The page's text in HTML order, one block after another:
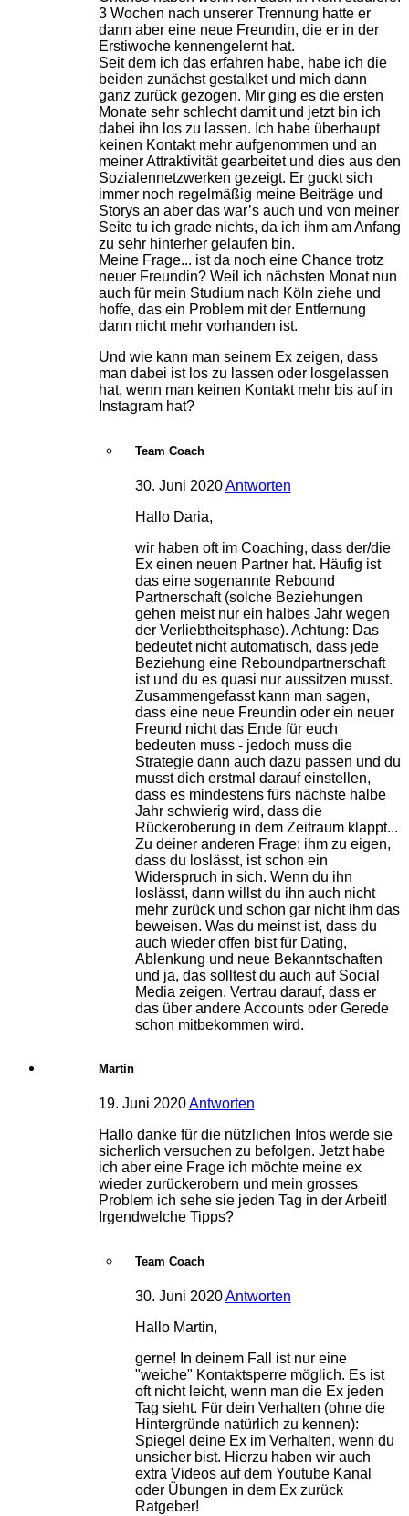
3 Wochen nach unserer Trennung hatte er
dann aber eine neue Freundin, die er in der
Erstiwoche kennengelernt hat.
Seit dem ich das erfahren habe, habe ich die
beiden zunächst gestalket und mich dann
ganz zurück gezogen. Mir ging es die ersten
Monate sehr schlecht damit und jetzt bin ich
dabei ihn los zu lassen. Ich habe überhaupt
keinen Kontakt mehr aufgenommen und an
meiner Attraktivität gearbeitet und dies aus den
Sozialennetzwerken gezeigt. Er guckt sich
immer noch regelmäßig meine Beiträge und
Storys an aber das war’s auch und von meiner
Seite tu ich grade nichts, da ich ihm am Anfang
zu sehr hinterher gelaufen bin.
Meine Frage... ist da noch eine Chance trotz
neuer Freundin? Weil ich nächsten Monat nun
auch für mein Studium nach Köln ziehe und
hoffe, das ein Problem mit der Entfernung
dann nicht mehr vorhanden ist.
Und wie kann man seinem Ex zeigen, dass
man dabei ist los zu lassen oder losgelassen
hat, wenn man keinen Kontakt mehr bis auf in
Instagram hat?
Team Coach
30. Juni 2020 Antworten
Hallo Daria,
wir haben oft im Coaching, dass der/die
Ex einen neuen Partner hat. Häufig ist
das eine sogenannte Rebound
Partnerschaft (solche Beziehungen
gehen meist nur ein halbes Jahr wegen
der Verliebtheitsphase). Achtung: Das
bedeutet nicht automatisch, dass jede
Beziehung eine Reboundpartnerschaft
ist und du es quasi nur aussitzen musst.
Zusammengefasst kann man sagen,
dass eine neue Freundin oder ein neuer
Freund nicht das Ende für euch
bedeuten muss - jedoch muss die
Strategie dann auch dazu passen und du
musst dich erstmal darauf einstellen,
dass es mindestens fürs nächste halbe
Jahr schwierig wird, dass die
Rückeroberung in dem Zeitraum klappt...
Zu deiner anderen Frage: ihm zu eigen,
dass du loslässt, ist schon ein
Widerspruch in sich. Wenn du ihn
loslässt, dann willst du ihn auch nicht
mehr zurück und schon gar nicht ihm das
beweisen. Was du meinst ist, dass du
auch wieder offen bist für Dating,
Ablenkung und neue Bekanntschaften
und ja, das solltest du auch auf Social
Media zeigen. Vertrau darauf, dass er
das über andere Accounts oder Gerede
schon mitbekommen wird.
Martin
19. Juni 2020 Antworten
Hallo danke für die nützlichen Infos werde sie
sicherlich versuchen zu befolgen. Jetzt habe
ich aber eine Frage ich möchte meine ex
wieder zurückerobern und mein grosses
Problem ich sehe sie jeden Tag in der Arbeit!
Irgendwelche Tipps?
Team Coach
30. Juni 2020 Antworten
Hallo Martin,
gerne! In deinem Fall ist nur eine
"weiche" Kontaktsperre möglich. Es ist
oft nicht leicht, wenn man die Ex jeden
Tag sieht. Für dein Verhalten (ohne die
Hintergründe natürlich zu kennen):
Spiegel deine Ex im Verhalten, wenn du
unsicher bist. Hierzu haben wir auch
extra Videos auf dem Youtube Kanal
oder Übungen in dem Ex zurück
Ratgeber!